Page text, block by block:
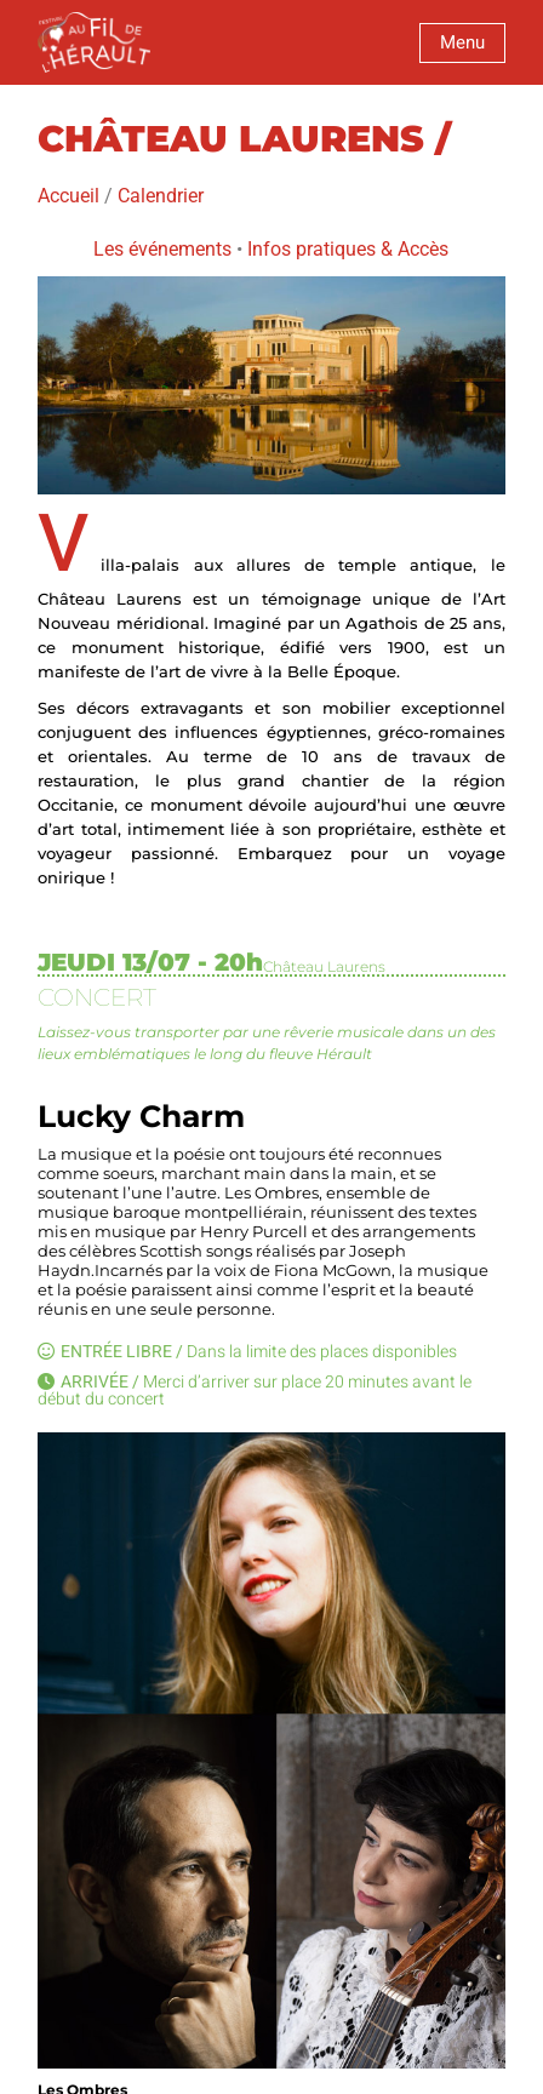
Menu
CHÂTEAU LAURENS /
Accueil / Calendrier
Les événements • Infos pratiques& Accès
V
illa-palais aux allures de temple antique, le
Château Laurens est un témoignage unique de l’Art
Nouveau méridional. Imaginé par un Agathois de 25 ans,
ce monument historique, édifié vers 1900, est un
manifeste de l’art de vivre à la Belle Époque.
Ses décors extravagants et son mobilier exceptionnel
conjuguent des influences égyptiennes, gréco-romaines
et orientales. Au terme de 10 ans de travaux de
restauration, le plus grand chantier de la région
Occitanie, ce monument dévoile aujourd’hui une œuvre
d’art total, intimement liée à son propriétaire, esthète et
voyageur passionné. Embarquez pour un voyage
onirique !
Les Ombres
JEUDI 13/07 - 20hChâteau Laurens
CONCERT
Laissez-vous transporter par une rêverie musicale dans un des
lieux emblématiques le long du fleuve Hérault
Lucky Charm
La musique et la poésie ont toujours été reconnues
comme soeurs, marchant main dans la main, et se
soutenant l’une l’autre. Les Ombres, ensemble de
musique baroque montpelliérain, réunissent des textes
mis en musique par Henry Purcell et des arrangements
des célèbres Scottish songs réalisés par Joseph
Haydn.Incarnés par la voix de Fiona McGown, la musique
et la poésie paraissent ainsi comme l’esprit et la beauté
réunis en une seule personne.
ENTRÉE LIBRE /Dans la limite des places disponibles
ARRIVÉE /Merci d’arriver sur place 20 minutes avant le
début du concert